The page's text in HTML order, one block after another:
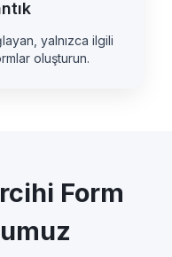
yalnızca ilgili
oluşturun.
Form